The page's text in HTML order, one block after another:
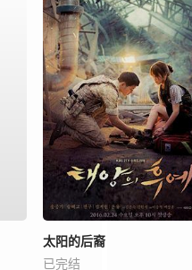
太阳的后裔
已完结